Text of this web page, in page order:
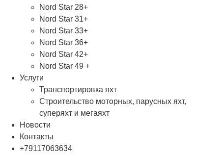
Nord Star 28+
Nord Star 31+
Nord Star 33+
Nord Star 36+
Nord Star 42+
Nord Star 49 +
Услуги
Транспортировка яхт
Строительство моторных, парусных яхт,
суперяхт и мегаяхт
Новости
Контакты
+79117063634